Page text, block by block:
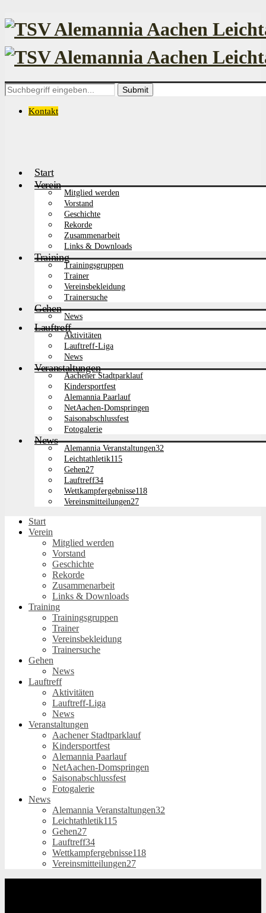
Search
for:
Kontakt
Start
Verein
Mitglied werden
Vorstand
Geschichte
Rekorde
Zusammenarbeit
Links & Downloads
Training
Trainingsgruppen
Trainer
Vereinsbekleidung
Trainersuche
Gehen
News
Lauftreff
Aktivitäten
Lauftreff-Liga
News
Veranstaltungen
Aachener Stadtparklauf
Kindersportfest
Alemannia Paarlauf
NetAachen-Domspringen
Saisonabschlussfest
Fotogalerie
News
Alemannia Veranstaltungen32
Leichtathletik115
Gehen27
Lauftreff34
Wettkampfergebnisse118
Vereinsmitteilungen27
Start
Verein
Mitglied werden
Vorstand
Geschichte
Rekorde
Zusammenarbeit
Links & Downloads
Training
Trainingsgruppen
Trainer
Vereinsbekleidung
Trainersuche
Gehen
News
Lauftreff
Aktivitäten
Lauftreff-Liga
News
Veranstaltungen
Aachener Stadtparklauf
Kindersportfest
Alemannia Paarlauf
NetAachen-Domspringen
Saisonabschlussfest
Fotogalerie
News
Alemannia Veranstaltungen32
Leichtathletik115
Gehen27
Lauftreff34
Wettkampfergebnisse118
Vereinsmitteilungen27